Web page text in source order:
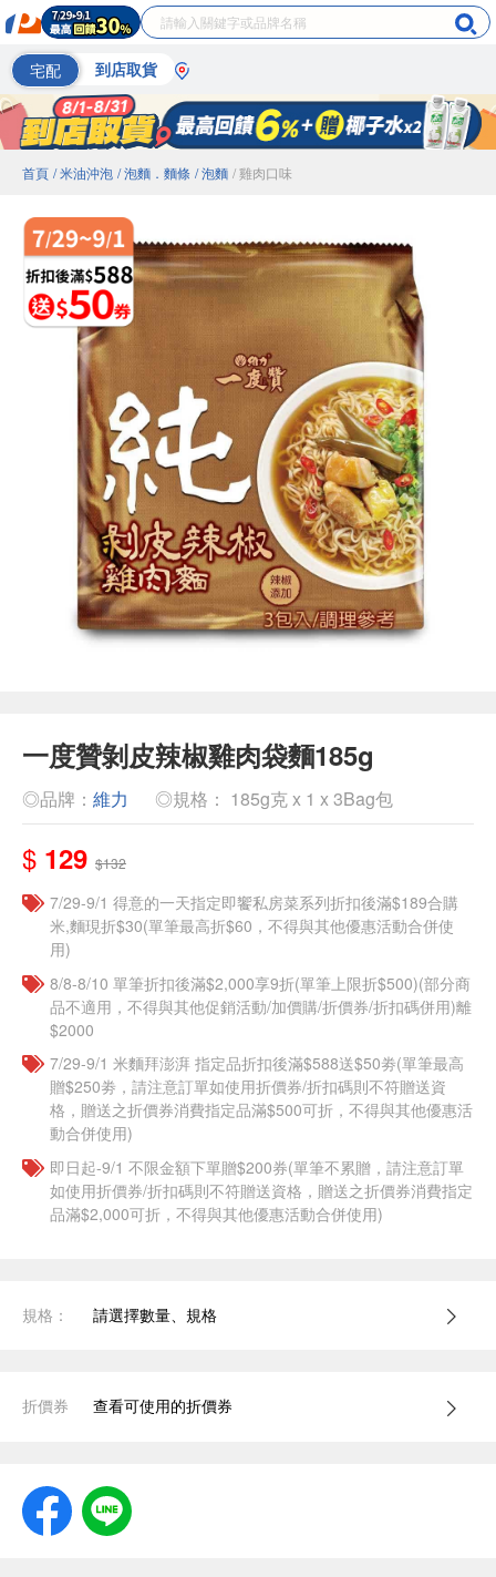
宅配 到店取貨
首頁 / 米油沖泡 / 泡麵．麵條 / 泡麵 / 雞肉口味
一度贊剝皮辣椒雞肉袋麵185g
◎品牌： 維力 ◎規格： 185g克 x 1 x 3Bag包
$ 129 $132
7/29-9/1 得意的一天指定即饗私房菜系列折扣後滿$189合購
米,麵現折$30(單筆最高折$60，不得與其他優惠活動合併使
用)
8/8-8/10 單筆折扣後滿$2,000享9折(單筆上限折$500)(部分商
品不適用，不得與其他促銷活動/加價購/折價券/折扣碼併用)離
$2000
7/29-9/1 米麵拜澎湃 指定品折扣後滿$588送$50劵(單筆最高
贈$250劵，請注意訂單如使用折價券/折扣碼則不符贈送資
格，贈送之折價券消費指定品滿$500可折，不得與其他優惠活
動合併使用)
即日起-9/1 不限金額下單贈$200券(單筆不累贈，請注意訂單
如使用折價券/折扣碼則不符贈送資格，贈送之折價券消費指定
品滿$2,000可折，不得與其他優惠活動合併使用)
規格： 請選擇數量、規格
折價券 查看可使用的折價券